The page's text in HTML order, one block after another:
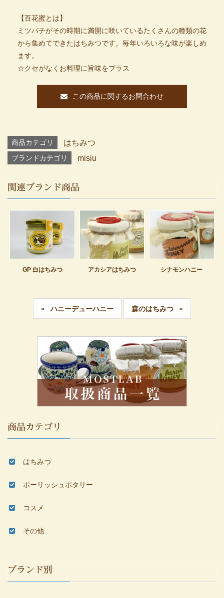
【百花蜜とは】
ミツバチがその時期に満開に咲いているたくさんの種類の花
から集めてできたはちみつです。毎年いろいろな味が楽しめ
ます。
☆クセがなくお料理に旨味をプラス
この商品に関するお問合わせ
商品カテゴリ はちみつ
ブランドカテゴリ misiu
関連ブランド商品
GP 白はちみつ アカシアはちみつ シナモンハニー
ハニーデューハニー 森のはちみつ
商品カテゴリ
はちみつ
ポーリッシュポタリー
コスメ
その他
ブランド別